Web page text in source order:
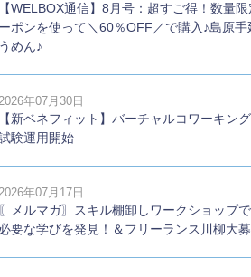
【WELBOX通信】8月号：超すご得！数量限
ーポンを使って＼60％OFF／で購入♪島原手
うめん♪
年07月30日
【新ベネフィット】バーチャルコワーキン
験運用開始
年07月17日
〖メルマガ〗スキル棚卸しワークショップ
必要な学びを発見！＆フリーランス川柳大